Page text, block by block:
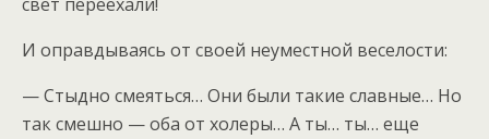
И оправдываясь от своей неуместной веселости:
— Стыдно смеяться… Они были такие славные… Но
так смешно — оба от холеры… А ты… ты… еще